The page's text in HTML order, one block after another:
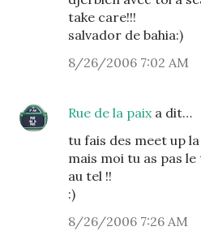
take care!!!
salvador de bahia:)
8/26/2006 7:02 AM
Rue de la paixa dit…
tu fais des meet up
mais moi tu as pas
au tel !!
:)
8/26/2006 7:26 AM